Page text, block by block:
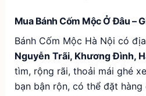
Mua Bánh Cốm Mộc Ở Đâu –
Bánh Cốm Mộc Hà Nội có
Nguyễn Trãi, Khương Đình,
tìm, rộng rãi, thoải mái ghé
bạn bận rộn, có thể đặt hàng